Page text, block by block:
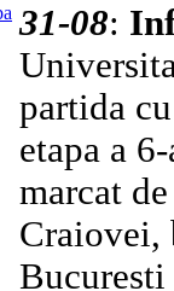
31-08:
partida
etapa a
marcat
Craiovei,